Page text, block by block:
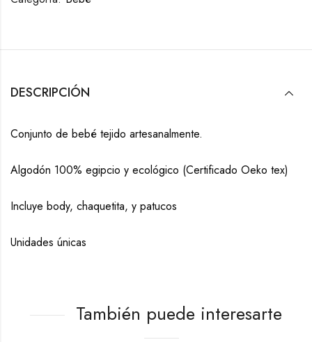
DESCRIPCIÓN
Conjunto de bebé tejido artesanalmente.
Algodón 100% egipcio y ecológico (Certificado Oeko tex)
Incluye body, chaquetita, y patucos
Unidades únicas
También puede interesarte